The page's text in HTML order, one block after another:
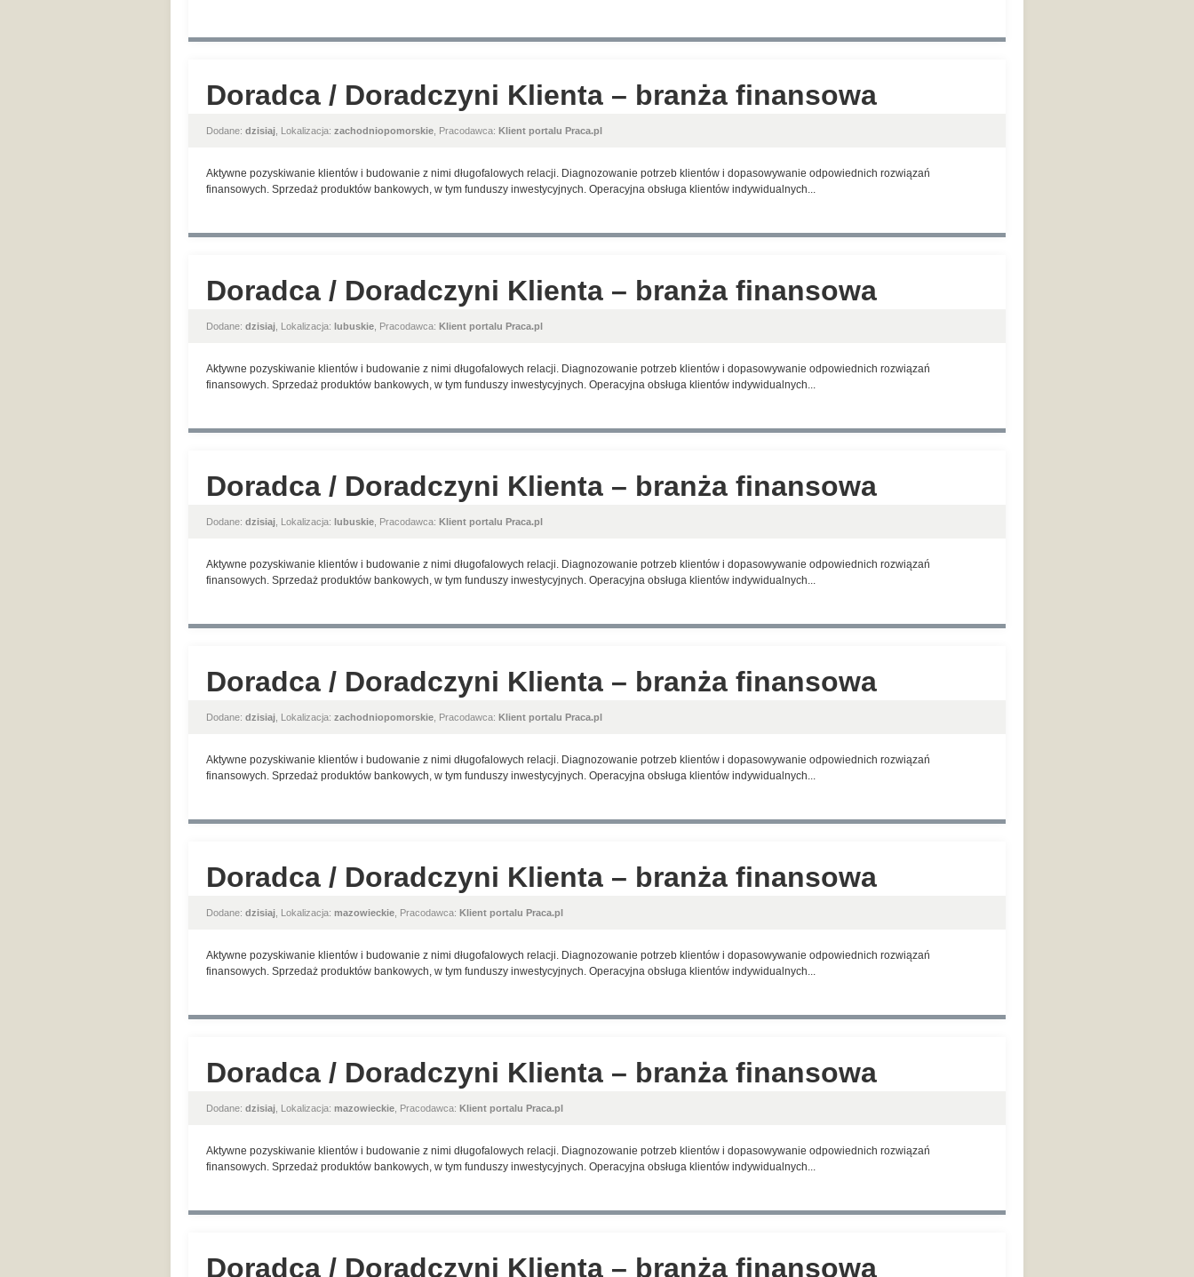
Doradca / Doradczyni Klienta – branża finansowa
Dodane: dzisiaj , Lokalizacja: zachodniopomorskie , Pracodawca: Klient portalu Praca.pl
Aktywne pozyskiwanie klientów i budowanie z nimi długofalowych relacji. Diagnozowanie potrzeb klientów i dopasowywanie odpowiednich rozwiązań
finansowych. Sprzedaż produktów bankowych, w tym funduszy inwestycyjnych. Operacyjna obsługa klientów indywidualnych...
Doradca / Doradczyni Klienta – branża finansowa
Dodane: dzisiaj , Lokalizacja: lubuskie , Pracodawca: Klient portalu Praca.pl
Aktywne pozyskiwanie klientów i budowanie z nimi długofalowych relacji. Diagnozowanie potrzeb klientów i dopasowywanie odpowiednich rozwiązań
finansowych. Sprzedaż produktów bankowych, w tym funduszy inwestycyjnych. Operacyjna obsługa klientów indywidualnych...
Doradca / Doradczyni Klienta – branża finansowa
Dodane: dzisiaj , Lokalizacja: lubuskie , Pracodawca: Klient portalu Praca.pl
Aktywne pozyskiwanie klientów i budowanie z nimi długofalowych relacji. Diagnozowanie potrzeb klientów i dopasowywanie odpowiednich rozwiązań
finansowych. Sprzedaż produktów bankowych, w tym funduszy inwestycyjnych. Operacyjna obsługa klientów indywidualnych...
Doradca / Doradczyni Klienta – branża finansowa
Dodane: dzisiaj , Lokalizacja: zachodniopomorskie , Pracodawca: Klient portalu Praca.pl
Aktywne pozyskiwanie klientów i budowanie z nimi długofalowych relacji. Diagnozowanie potrzeb klientów i dopasowywanie odpowiednich rozwiązań
finansowych. Sprzedaż produktów bankowych, w tym funduszy inwestycyjnych. Operacyjna obsługa klientów indywidualnych...
Doradca / Doradczyni Klienta – branża finansowa
Dodane: dzisiaj , Lokalizacja: mazowieckie , Pracodawca: Klient portalu Praca.pl
Aktywne pozyskiwanie klientów i budowanie z nimi długofalowych relacji. Diagnozowanie potrzeb klientów i dopasowywanie odpowiednich rozwiązań
finansowych. Sprzedaż produktów bankowych, w tym funduszy inwestycyjnych. Operacyjna obsługa klientów indywidualnych...
Doradca / Doradczyni Klienta – branża finansowa
Dodane: dzisiaj , Lokalizacja: mazowieckie , Pracodawca: Klient portalu Praca.pl
Aktywne pozyskiwanie klientów i budowanie z nimi długofalowych relacji. Diagnozowanie potrzeb klientów i dopasowywanie odpowiednich rozwiązań
finansowych. Sprzedaż produktów bankowych, w tym funduszy inwestycyjnych. Operacyjna obsługa klientów indywidualnych...
Doradca / Doradczyni Klienta – branża finansowa